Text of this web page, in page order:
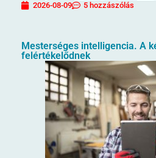
2026-08-09 5 hozzászólás
Mesterséges intelligencia. A
felértékelődnek